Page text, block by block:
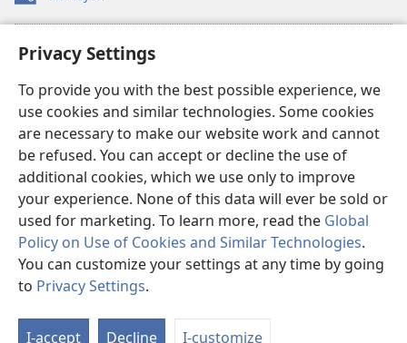
Privacy Settings
To provide you with the best possible experience, we
use cookies and similar technologies. Some cookies
are necessary to make our website work and cannot
be refused. You can accept or decline the use of
additional cookies, which we use only to improve
your experience. None of this data will ever be sold or
used for marketing. To learn more, read the Global
Policy on Use of Cookies and Similar Technologies.
You can customize your settings at any time by going
to Privacy Settings.
I-accept Decline I-customize
(opens
new
Watchtower ONLINE LIBRARY™
(opens
window)JW Hub
(opens
new
window)JW Library
Watchtower Library
Copyright© 2026 Watch Tower Bible and Tract Society of Pennsylvania.
MGA KASUGTANAN SA PAGGAMIT